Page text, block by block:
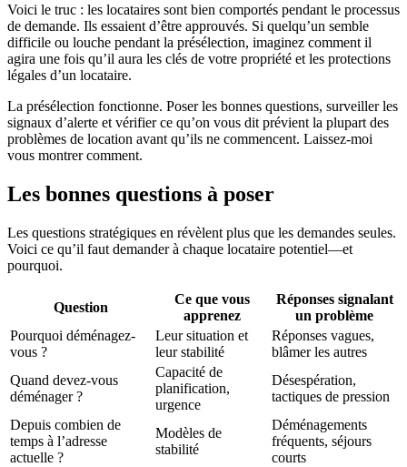
Voici le truc : les locataires sont bien comportés pendant le processus
de demande. Ils essaient d’être approuvés. Si quelqu’un semble
difficile ou louche pendant la présélection, imaginez comment il
agira une fois qu’il aura les clés de votre propriété et les protections
légales d’un locataire.
La présélection fonctionne. Poser les bonnes questions, surveiller les
signaux d’alerte et vérifier ce qu’on vous dit prévient la plupart des
problèmes de location avant qu’ils ne commencent. Laissez-moi
vous montrer comment.
Les bonnes questions à poser
Les questions stratégiques en révèlent plus que les demandes seules.
Voici ce qu’il faut demander à chaque locataire potentiel—et
pourquoi.
Question
Ce que vous
apprenez
Réponses signalant
un problème
Pourquoi déménagez-
vous ?
Leur situation et
leur stabilité
Réponses vagues,
blâmer les autres
Quand devez-vous
déménager ?
Capacité de
planification,
urgence
Désespération,
tactiques de pression
Depuis combien de
temps à l’adresse
actuelle ?
Modèles de
stabilité
Déménagements
fréquents, séjours
courts